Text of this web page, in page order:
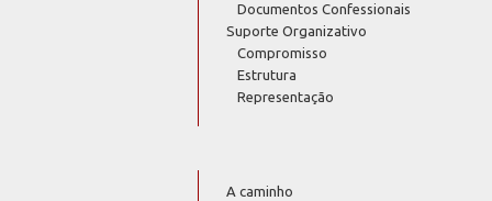
Documentos Confessionais
Suporte Organizativo
Compromisso
Estrutura
Representação
A caminho